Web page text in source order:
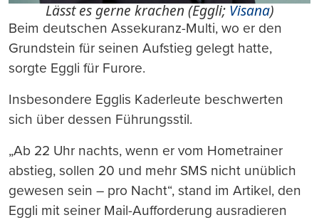
Lässt es gerne krachen (Eggli; Visana)
Beim deutschen Assekuranz-Multi, wo er den
Grundstein für seinen Aufstieg gelegt hatte,
sorgte Eggli für Furore.
Insbesondere Egglis Kaderleute beschwerten
sich über dessen Führungsstil.
„Ab 22 Uhr nachts, wenn er vom Hometrainer
abstieg, sollen 20 und mehr SMS nicht unüblich
gewesen sein – pro Nacht“, stand im Artikel, den
Eggli mit seiner Mail-Aufforderung ausradieren